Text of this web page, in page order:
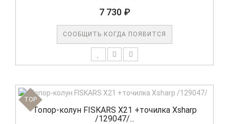
7 730 ₽
СООБЩИТЬ КОГДА ПОЯВИТСЯ
TOP
Топор-колун FISKARS X21 +точилка Xsharp
/129047/...